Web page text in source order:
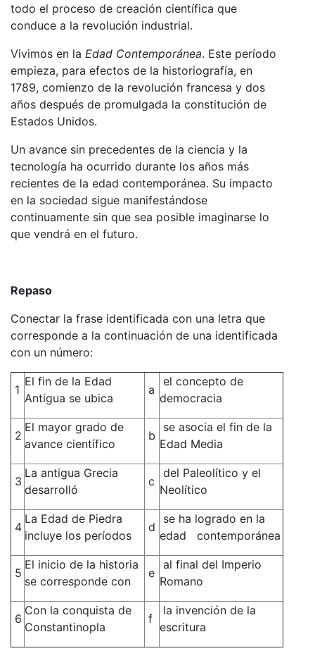
todo el proceso de creación científica que
conduce a la revolución industrial.
Vivimos en la Edad Contemporánea. Este período
empieza, para efectos de la historiografía, en
1789, comienzo de la revolución francesa y dos
años después de promulgada la constitución de
Estados Unidos.
Un avance sin precedentes de la ciencia y la
tecnología ha ocurrido durante los años más
recientes de la edad contemporánea. Su impacto
en la sociedad sigue manifestándose
continuamente sin que sea posible imaginarse lo
que vendrá en el futuro.
Repaso
Conectar la frase identificada con una letra que
corresponde a la continuación de una identificada
con un número:
1
El fin de la Edad
Antigua se ubica
a
el concepto de
democracia
2
El mayor grado de
avance científico
b
se asocia el fin de la
Edad Media
3
La antigua Grecia
desarrolló
c
del Paleolítico y el
Neolítico
4
La Edad de Piedra
incluye los períodos
d
se ha logrado en la
edad contemporánea
5
El inicio de la historia
se corresponde con
e
al final del Imperio
Romano
6
Con la conquista de
Constantinopla
f
la invención de la
escritura